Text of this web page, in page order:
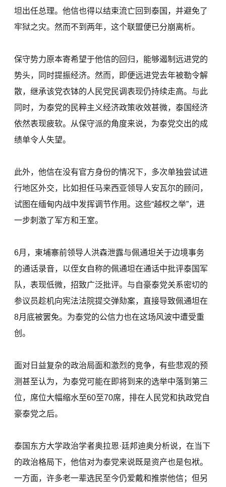
坦出任总理。他信也得以结束流亡回到泰国，并避免了
牢狱之灾。然而不到两年，这个联盟便已分崩离析。
保守势力原本寄希望于他信的回归，能够遏制远进党的
势头，同时提振经济。然而，即便远进党去年被勒令解
散，继承该党衣钵的人民党民调表现仍持续走高。与此
同时，为泰党的民粹主义经济政策收效甚微，泰国经济
依然表现疲软。从保守派的角度来说，为泰党交出的成
绩单令人失望。
此外，他信在没有官方身份的情况下，多次单独尝试进
行地区外交，比如担任马来西亚领导人安瓦尔的顾问，
试图在缅甸内战中发挥调节作用。这些“越权之举”，进
一步刺激了军方和王室。
6月，柬埔寨前领导人洪森泄露与佩通坦关于边境事务
的通话录音，以侄女自称的佩通坦在通话中批评泰国军
队，表现低微，招致广泛批评。与自豪泰党关系密切的
参议员趁机向宪法法院提交弹劾案，直接导致佩通坦在
8月底被罢免。为泰党的公信力也在这场风波中遭受重
创。
面对日益复杂的政治局面和激烈的竞争，有些悲观的预
测甚至认为，为泰党可能在即将到来的选举中落到第三
位，席位大幅缩水至60至70席，排在人民党和执政党自
豪泰党之后。
泰国东方大学政治学者奥拉恩·廷邦迪奥分析说，在当下
的政治格局下，他信对为泰党来说既是资产也是包袱。
一方面，许多老一辈选民至今仍爱戴和推崇他信；但另